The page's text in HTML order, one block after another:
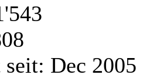
Dec 2005